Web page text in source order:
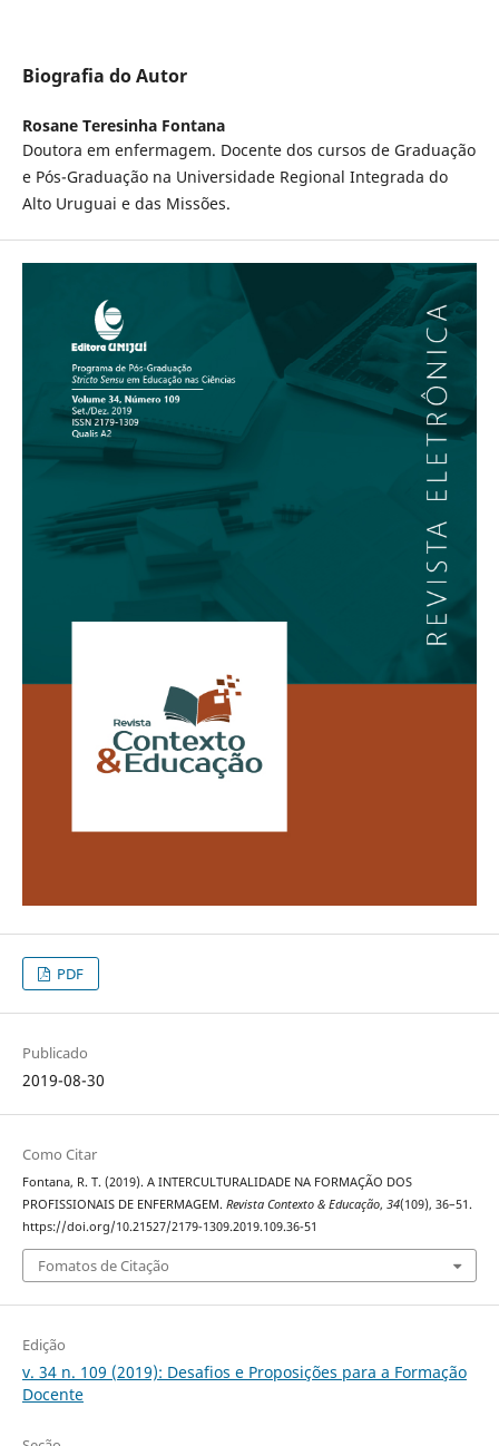
Biografia do Autor
Rosane Teresinha Fontana
Doutora em enfermagem. Docente dos cursos de Graduação
e Pós-Graduação na Universidade Regional Integrada do
Alto Uruguai e das Missões.
PDF
Publicado
2019-08-30
Como Citar
Fontana, R. T. (2019). A INTERCULTURALIDADE NA FORMAÇÃO DOS
PROFISSIONAIS DE ENFERMAGEM. Revista Contexto & Educação, 34(109), 36–51.
https://doi.org/10.21527/2179-1309.2019.109.36-51
Fomatos de Citação
Edição
v. 34 n. 109 (2019): Desafios e Proposições para a Formação
Docente